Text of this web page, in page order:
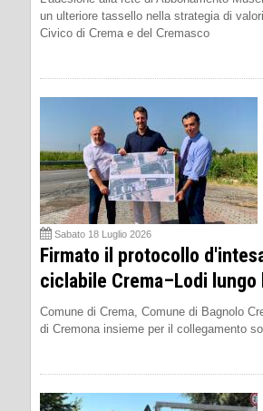
un ulteriore tassello nella strategia di
Civico di Crema e del Cremasco
Sabato 18 Luglio 2026
Firmato il protocollo
ciclabile Crema–Lodi lungo
Comune di Crema, Comune di Bagnolo
di Cremona insieme per il collegamento